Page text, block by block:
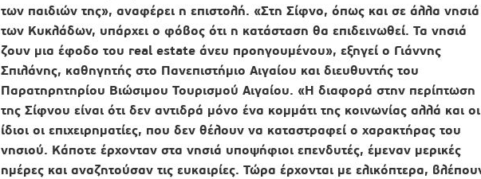
των παιδιών της», αναφέρει η επιστολή. «Στη Σίφνο, όπως και σε άλλα νησιά
των Κυκλάδων, υπάρχει ο φόβος ότι η κατάσταση θα επιδεινωθεί. Τα νησιά
ζουν μια έφοδο του real estate άνευ προηγουμένου», εξηγεί ο Γιάννης
Σπιλάνης, καθηγητής στο Πανεπιστήμιο Αιγαίου και διευθυντής του
Παρατηρητηρίου Βιώσιμου Τουρισμού Αιγαίου. «Η διαφορά στην περίπτωση
της Σίφνου είναι ότι δεν αντιδρά μόνο ένα κομμάτι της κοινωνίας αλλά και οι
ίδιοι οι επιχειρηματίες, που δεν θέλουν να καταστραφεί ο χαρακτήρας του
νησιού. Κάποτε έρχονταν στα νησιά υποψήφιοι επενδυτές, έμεναν μερικές
ημέρες και αναζητούσαν τις ευκαιρίες. Τώρα έρχονται με ελικόπτερα,